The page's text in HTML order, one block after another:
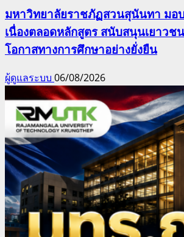
มหาวิทยาลัยราชภัฏสวนสุนันทา มอ
เนื่องตลอดหลักสูตร สนับสนุนเยาวช
โอกาสทางการศึกษาอย่างยั่งยืน
ผู้ดูแลระบบ 06/08/2026